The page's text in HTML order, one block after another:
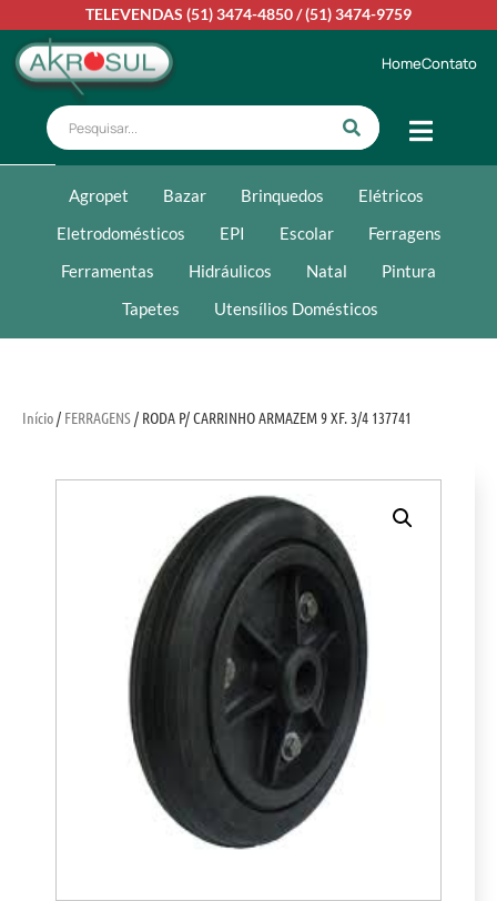
TELEVENDAS (51) 3474-4850/(51) 3474-9759
HomeContato
Agropet Bazar Brinquedos
Elétricos
Eletrodomésticos
EPI Escolar
Ferragens
Ferramentas
Hidráulicos Natal
Pintura
Tapetes
Utensílios Domésticos
Início/ FERRAGENS/ RODA P/ CARRINHO ARMAZEM 9 XF. 3/4 137741